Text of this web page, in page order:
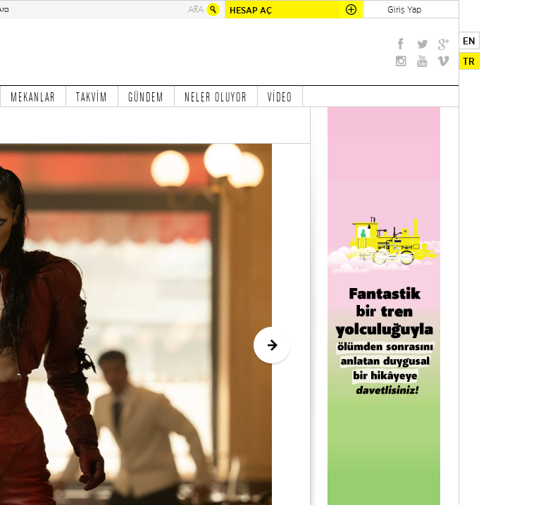
HESAP AÇ Giriş Yap
EN
TR
MEKANLAR TAKVİM GÜNDEM NELER OLUYOR VİDEO